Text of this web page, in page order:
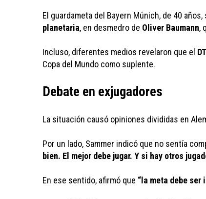
El guardameta del Bayern Múnich, de 40
planetaria, en desmedro de Oliver Baumann,
Incluso, diferentes medios revelaron que el
Copa del Mundo como suplente.
Debate en exjugadores
La situación causó opiniones divididas en
Por un lado, Sammer indicó que no sentía
bien. El mejor debe jugar. Y si hay otros
En ese sentido, afirmó que “la meta debe ser